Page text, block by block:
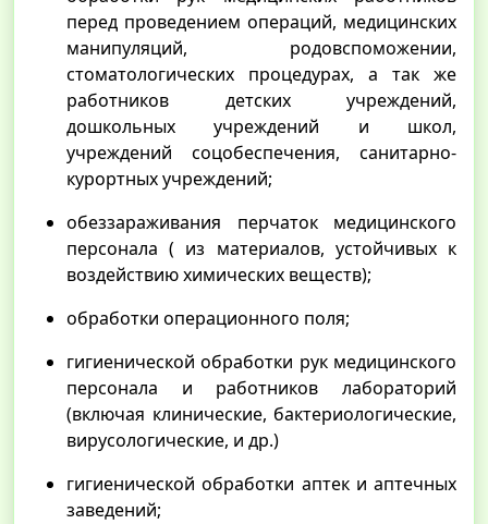
перед проведением операций, медицинских
манипуляций, родовспоможении,
стоматологических процедурах, а так же
работников детских учреждений,
дошкольных учреждений и школ,
учреждений соцобеспечения, санитарно-
курортных учреждений;
обеззараживания перчаток медицинского
персонала ( из материалов, устойчивых к
воздействию химических веществ);
обработки операционного поля;
гигиенической обработки рук медицинского
персонала и работников лабораторий
(включая клинические, бактериологические,
вирусологические, и др.)
гигиенической обработки аптек и аптечных
заведений;